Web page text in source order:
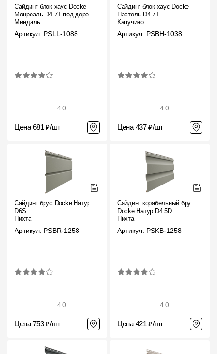
Сайдинг блок-хаус Docke
Монреаль D4.7T под дерево
Миндаль
Артикул: PSLL-1088
4.0
Цена 681 ₽/шт
Сайдинг блок-хаус Docke
Пастель D4.7T
Капучино
Артикул: PSBH-1038
4.0
Цена 437 ₽/шт
Сайдинг брус Docke Натур
D6S
Пихта
Артикул: PSBR-1258
4.0
Цена 753 ₽/шт
Сайдинг корабельный брус
Docke Натур D4.5D
Пихта
Артикул: PSKB-1258
4.0
Цена 421 ₽/шт